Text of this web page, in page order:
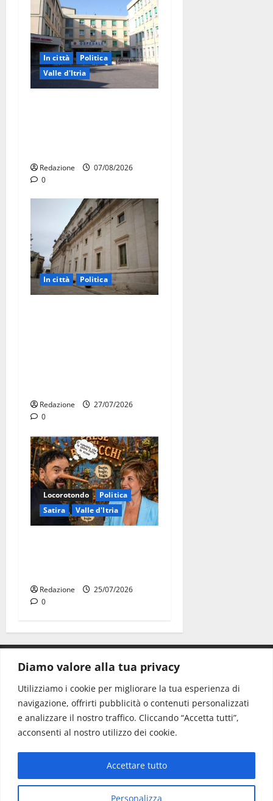
Diamo valore alla tua privacy
Utilizziamo i cookie per migliorare la tua esperienza di
navigazione, offrirti pubblicità o contenuti personalizzati
e analizzare il nostro traffico. Cliccando “Accetta tutti”,
acconsenti al nostro utilizzo dei cookie.
Personalizza
Accettare tutto
In città
Politica
Valle d'Itria
Redazione
07/08/2026
0
In città Politica
Redazione
27/07/2026
0
Locorotondo
Politica
Satira
Valle d'Itria
Redazione
25/07/2026
0
CONTATTI.
Redazione: redazione@www.martinasera.it
Direttore:direttore@www.martinasera.it
Info & Commerciale:info@www.martinasera.it
Home News Vivere la città EVENTI
Salute